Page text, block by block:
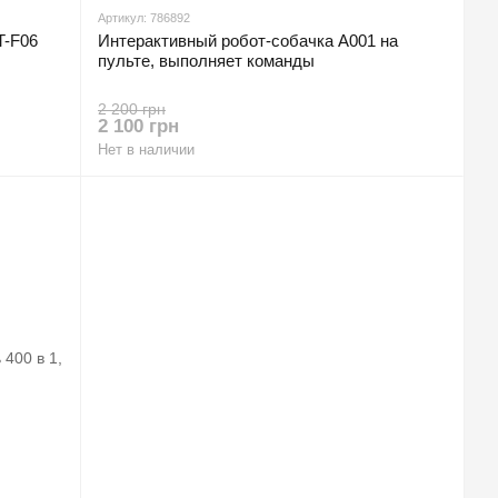
F06
Артикул: 786892
Интерактивный робот-собачка A001 на
пульте, выполняет команды
2 200 грн
2 100 грн
Нет в наличии